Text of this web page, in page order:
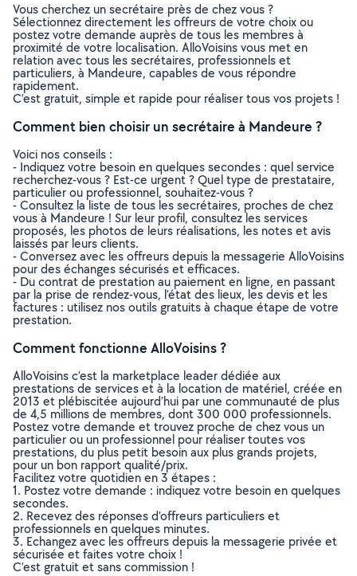
Vous cherchez un secrétaire près de chez vous ?
Sélectionnez directement les offreurs de votre choix ou
postez votre demande auprès de tous les membres à
proximité de votre localisation. AlloVoisins vous met en
relation avec tous les secrétaires, professionnels et
particuliers, à Mandeure, capables de vous répondre
rapidement.
C’est gratuit, simple et rapide pour réaliser tous vos projets !
Comment bien choisir un secrétaire à Mandeure ?
Voici nos conseils :
- Indiquez votre besoin en quelques secondes : quel service
recherchez-vous ? Est-ce urgent ? Quel type de prestataire,
particulier ou professionnel, souhaitez-vous ?
- Consultez la liste de tous les secrétaires, proches de chez
vous à Mandeure ! Sur leur profil, consultez les services
proposés, les photos de leurs réalisations, les notes et avis
laissés par leurs clients.
- Conversez avec les offreurs depuis la messagerie AlloVoisins
pour des échanges sécurisés et efficaces.
- Du contrat de prestation au paiement en ligne, en passant
par la prise de rendez-vous, l’état des lieux, les devis et les
factures : utilisez nos outils gratuits à chaque étape de votre
prestation.
Comment fonctionne AlloVoisins ?
AlloVoisins c’est la marketplace leader dédiée aux
prestations de services et à la location de matériel, créée en
2013 et plébiscitée aujourd’hui par une communauté de plus
de 4,5 millions de membres, dont 300 000 professionnels.
Postez votre demande et trouvez proche de chez vous un
particulier ou un professionnel pour réaliser toutes vos
prestations, du plus petit besoin aux plus grands projets,
pour un bon rapport qualité/prix.
Facilitez votre quotidien en 3 étapes :
1. Postez votre demande : indiquez votre besoin en quelques
secondes.
2. Recevez des réponses d’offreurs particuliers et
professionnels en quelques minutes.
3. Echangez avec les offreurs depuis la messagerie privée et
sécurisée et faites votre choix !
C’est gratuit et sans commission !